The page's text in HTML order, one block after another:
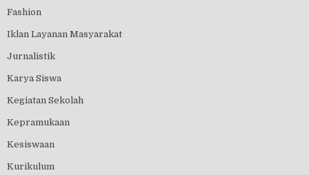
Fashion
Iklan Layanan Masyarakat
Jurnalistik
Karya Siswa
Kegiatan Sekolah
Kepramukaan
Kesiswaan
Kurikulum